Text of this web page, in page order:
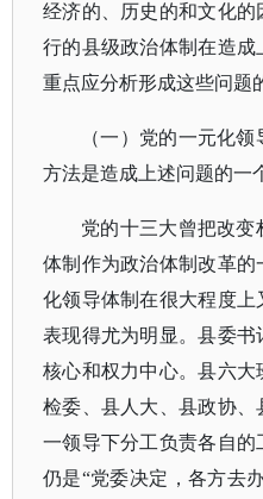
经济的、历史的和文化
行的县级政治体制在造成
重点应分析形成这些问题
（一）党的一元化
方法是造成上述问题的一
党的十三大曾把改变
体制作为政治体制改革
化领导体制在很大程度
表现得尤为明显。县委
核心和权力中心。县六
检委、县人大、县政协
一领导下分工负责各自的
仍是“党委决定，各方去